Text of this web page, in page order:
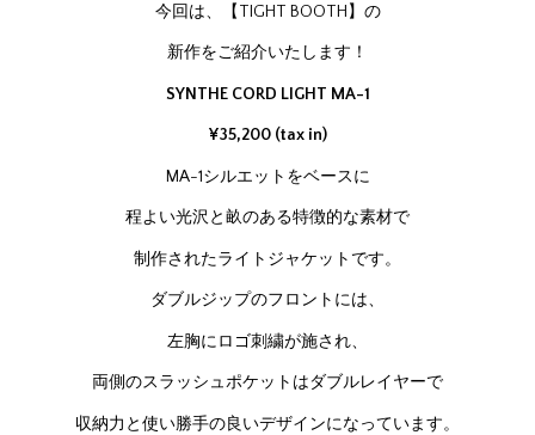
今回は、【TIGHT BOOTH】の
新作をご紹介いたします！
SYNTHE CORD LIGHT MA-1
¥35,200 (tax in)
MA-1シルエットをベースに
程よい光沢と畝のある特徴的な素材で
制作されたライトジャケットです。
ダブルジップのフロントには、
左胸にロゴ刺繍が施され、
両側のスラッシュポケットはダブルレイヤーで
収納力と使い勝手の良いデザインになっています。